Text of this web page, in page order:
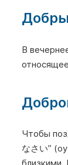
В
Чтобы
なさい”